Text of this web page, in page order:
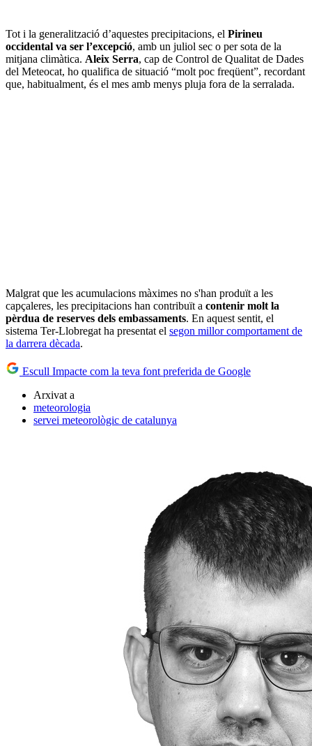
Tot i la generalització d’aquestes precipitacions, el Pirineu
occidental va ser l’excepció, amb un juliol sec o per sota de la
mitjana climàtica. Aleix Serra, cap de Control de Qualitat de Dades
del Meteocat, ho qualifica de situació “molt poc freqüent”, recordant
que, habitualment, és el mes amb menys pluja fora de la serralada.
Malgrat que les acumulacions màximes no s'han produït a les
capçaleres, les precipitacions han contribuït a contenir molt la
pèrdua de reserves dels embassaments. En aquest sentit, el
sistema Ter-Llobregat ha presentat el segon millor comportament de
la darrera dècada.
Escull Impacte com la teva font preferida de Google
Arxivat a
meteorologia
servei meteorològic de catalunya